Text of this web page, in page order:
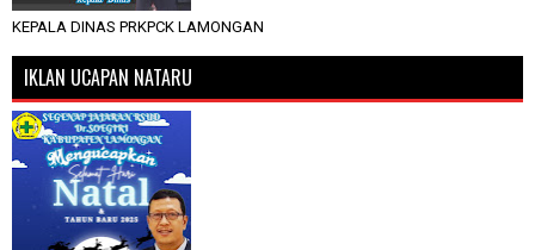
KEPALA DINAS PRKPCK LAMONGAN
IKLAN UCAPAN NATARU